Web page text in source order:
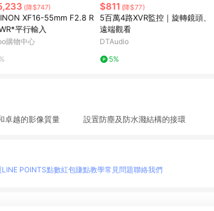
(降$747)
XF16-55mm F2.8 R
平行輸入
購物中心
$811 (降$77)
5百萬4路XVR監控｜旋轉鏡頭、
遠端觀看
DTAudio
5%
越的影像質量 設置防塵及防水濺結構的接環
LINE POINTS點數紅包賺點教學常見問題聯絡我們